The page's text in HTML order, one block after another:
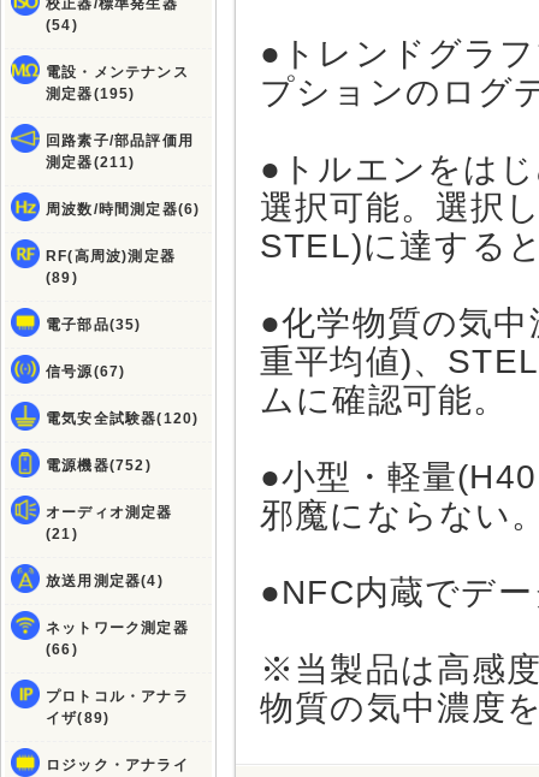
校正器/標準発生器
(54)
電設・メンテナンス
測定器(195)
回路素子/部品評価用
測定器(211)
周波数/時間測定器(6)
RF(高周波)測定器
(89)
電子部品(35)
信号源(67)
電気安全試験器(120)
電源機器(752)
オーディオ測定器
(21)
放送用測定器(4)
ネットワーク測定器
(66)
プロトコル・アナラ
イザ(89)
ロジック・アナライ
●トレンドグラ
プションのログ
●トルエンをは
選択可能。選択
STEL)に達する
●化学物質の気
重平均値)、
ムに確認可能。
●小型・軽量
邪魔にならない
●NFC内蔵でデ
※当製品は高感
物質の気中濃度